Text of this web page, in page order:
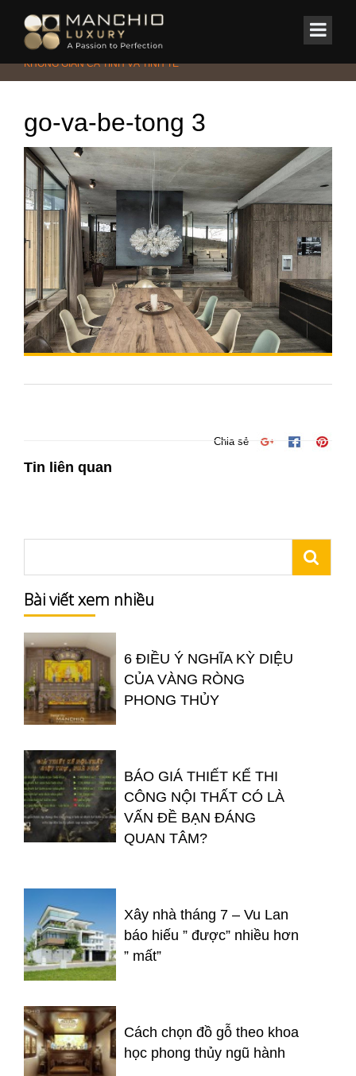
Home/Tin Tức & Sự Kiện/Phong cách
GỖ & BÊ TÔNG BIỂU ĐẠT
KHÔNG GIAN CÁ TÍNH VÀ TINH TẾ
go-va-be-tong 3
Chia sẻ
Tin liên quan
Bài viết xem nhiều
6 ĐIỀU Ý NGHĨA KỲ DIỆU
CỦA VÀNG RÒNG
PHONG THỦY
BÁO GIÁ THIẾT KẾ THI
CÔNG NỘI THẤT CÓ LÀ
VẤN ĐỀ BẠN ĐÁNG
QUAN TÂM?
Xây nhà tháng 7 – Vu Lan
báo hiếu ” được” nhiều hơn
” mất”
Cách chọn đồ gỗ theo khoa
học phong thủy ngũ hành